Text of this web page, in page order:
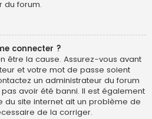
du forum.
connecter ?
être la cause. Assurez-vous avant
et votre mot de passe soient
un administrateur du forum
avoir été banni. Il est également
site internet ait un problème de
de la corriger.